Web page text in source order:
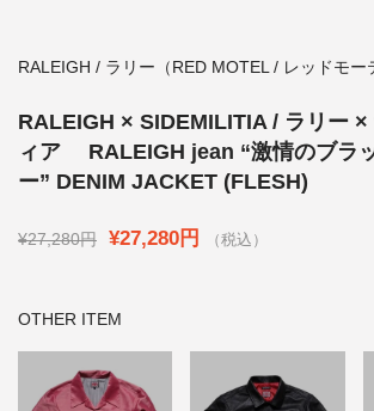
RALEIGH / ラリー（RED MOTEL / レッドモー
RALEIGH × SIDEMILITIA / ラリー ×
ィア RALEIGH jean “激情のブラ
ー” DENIM JACKET (FLESH)
¥27,280円 ¥27,280円 （税込）
OTHER ITEM